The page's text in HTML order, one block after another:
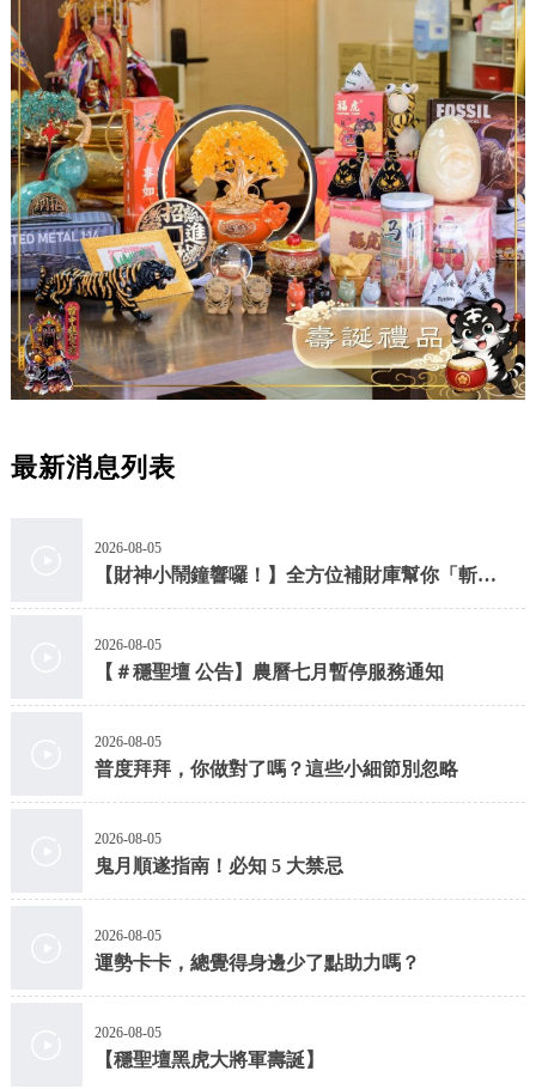
最新消息列表
2026-08-05
【財神小鬧鐘響囉！】全方位補財庫幫你「斬小
2026-08-05
【＃穩聖壇 公告】農曆七月暫停服務通知
2026-08-05
普度拜拜，你做對了嗎？這些小細節別忽略
2026-08-05
鬼月順遂指南！必知 5 大禁忌
2026-08-05
運勢卡卡，總覺得身邊少了點助力嗎？
2026-08-05
【穩聖壇黑虎大將軍壽誕】